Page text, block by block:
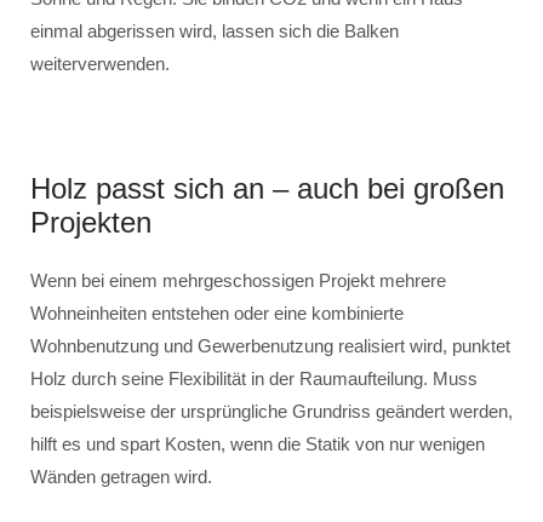
einmal abgerissen wird, lassen sich die Balken
weiterverwenden.
Holz passt sich an – auch bei großen
Projekten
Wenn bei einem mehrgeschossigen Projekt mehrere
Wohneinheiten entstehen oder eine kombinierte
Wohnbenutzung und Gewerbenutzung realisiert wird, punktet
Holz durch seine Flexibilität in der Raumaufteilung. Muss
beispielsweise der ursprüngliche Grundriss geändert werden,
hilft es und spart Kosten, wenn die Statik von nur wenigen
Wänden getragen wird.